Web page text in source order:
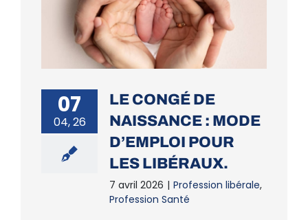
07
04, 26
LE CONGÉ DE
NAISSANCE : MODE
D’EMPLOI POUR
LES LIBÉRAUX.
7 avril 2026 | Profession libérale,
Profession Santé